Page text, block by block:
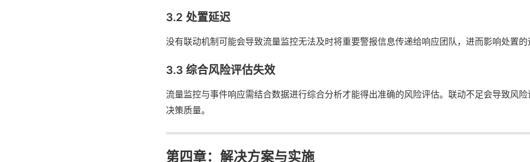
3.2 处置延迟
没有联动机制可能会导致流量监控无法及时将重要警报信息传递给响应团队，进而影响处置的
3.3 综合风险评估失效
流量监控与事件响应需结合数据进行综合分析才能得出准确的风险评估。联动不足会导致风
决策质量。
第四章：解决方案与实施